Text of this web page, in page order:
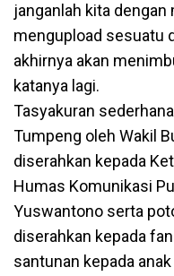
janganlah kita
mengupload sesuatu
akhirnya akan
katanya lagi.
Tasyakuran
Tumpeng oleh Wakil
diserahkan kepada
Humas Komunikasi
Yuswantono serta
diserahkan kepada
santunan kepada